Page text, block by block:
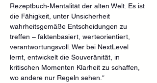
Rezeptbuch‑Mentalität der alten Welt. Es ist
die Fähigkeit, unter Unsicherheit
wahrheitsgemäße Entscheidungen zu
treffen – faktenbasiert, werteorientiert,
verantwortungsvoll. Wer bei NextLevel
lernt, entwickelt die Souveränität, in
kritischen Momenten Klarheit zu schaffen,
wo andere nur Regeln sehen.“